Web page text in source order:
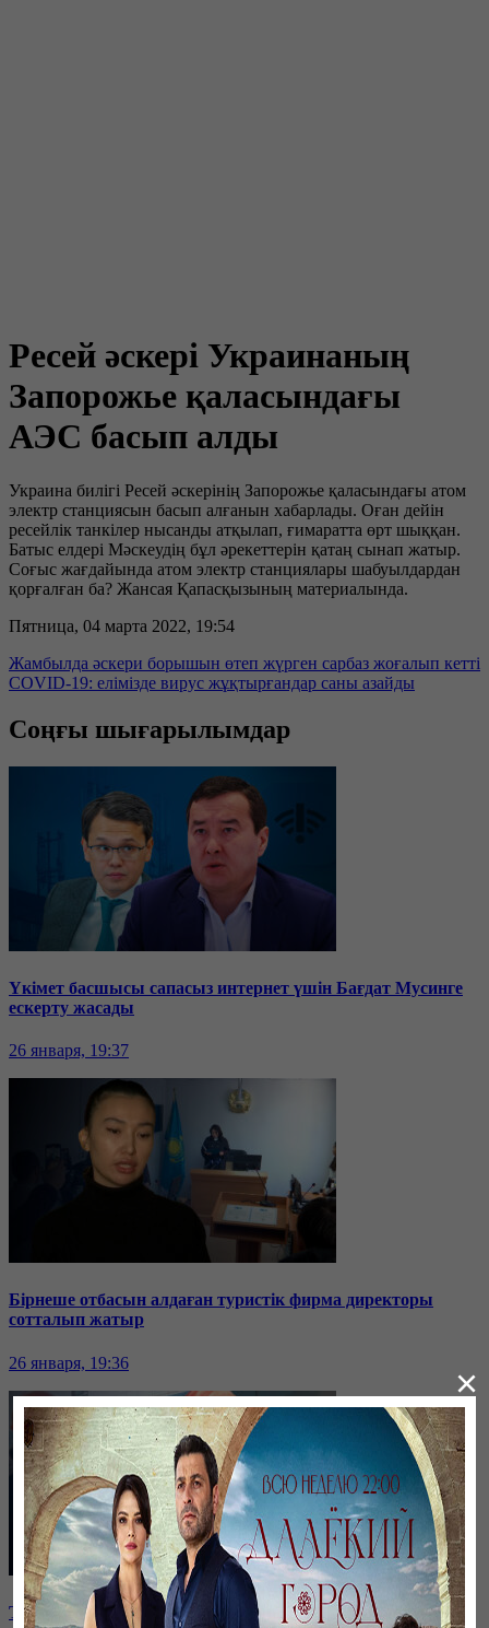
Ресей әскері Украинаның
Запорожье қаласындағы
АЭС басып алды
Украина билігі Ресей әскерінің Запорожье қаласындағы атом
электр станциясын басып алғанын хабарлады. Оған дейін
ресейлік танкілер нысанды атқылап, ғимаратта өрт шыққан.
Батыс елдері Мәскеудің бұл әрекеттерін қатаң сынап жатыр.
Соғыс жағдайында атом электр станциялары шабуылдардан
қорғалған ба? Жансая Қапасқызының материалында.
Пятница, 04 марта 2022, 19:54
Жамбылда әскери борышын өтеп жүрген сарбаз жоғалып кетті
COVID-19: елімізде вирус жұқтырғандар саны азайды
Соңғы шығарылымдар
Үкімет басшысы сапасыз интернет үшін Бағдат Мусинге
ескерту жасады
26 января, 19:37
Бірнеше отбасын алдаған туристік фирма директоры
сотталып жатыр
26 января, 19:36
Таразда ТЭЦ қызметкерлері жалақы көтеруді талап етті
×